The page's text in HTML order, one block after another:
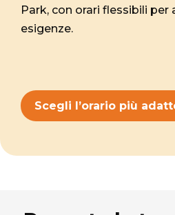
Park, con orari flessibili
esigenze.
Scegli l’orario più